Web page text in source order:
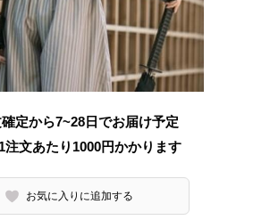
定から7~28日でお届け予定
注文あたり 1000円かかります
お気に入りに追加する